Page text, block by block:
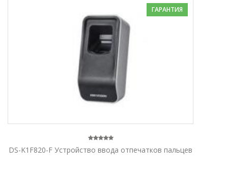
ГАРАНТИЯ
DS-K1F820-F Устройство ввода отпечатков пальцев